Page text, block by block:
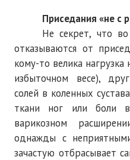
АРХИВ
2025 г.
№ 10
№ 11
№ 12
№ 1
Приседания «не c
Не секрет, что
отказываются от
кому-то велика
избыточном весе),
солей в коленных
ткани ног или боли
варикозном
однажды с
зачастую отбрасывает